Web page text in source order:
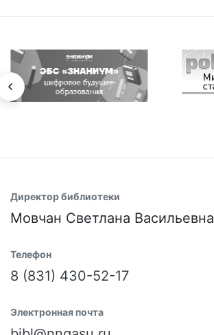
Директор библиотеки
Мовчан Светлана Васильевна
Телефон
8 (831) 430-52-17
Электронная почта